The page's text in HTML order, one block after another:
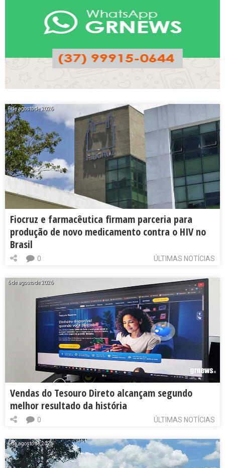
6 de agosto de 2026
Fiocruz e farmacêutica firmam parceria para
produção de novo medicamento contra o HIV no
Brasil
ÚLTIMAS NOTÍCIAS
0
6 de agosto de 2026
Vendas do Tesouro Direto alcançam segundo
melhor resultado da história
ÚLTIMAS NOTÍCIAS
0
6 de agosto de 2026